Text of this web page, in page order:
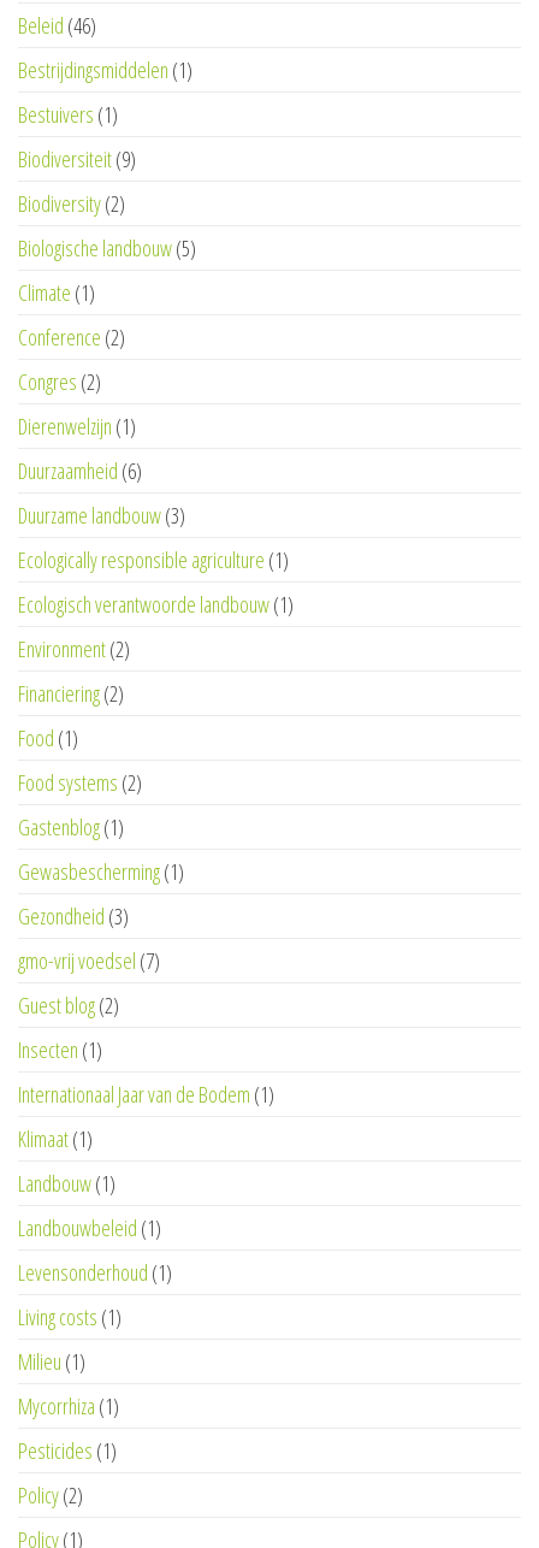
Beleid (46)
Bestrijdingsmiddelen (1)
Bestuivers (1)
Biodiversiteit(9)
Biodiversity(2)
Biologische landbouw(5)
Climate (1)
Conference (2)
Congres (2)
Dierenwelzijn (1)
Duurzaamheid (6)
Duurzame landbouw(3)
Ecologically responsible agriculture (1)
Ecologisch verantwoorde landbouw(1)
Environment(2)
Financiering(2)
Food (1)
Food systems (2)
Gastenblog(1)
Gewasbescherming(1)
Gezondheid (3)
gmo-vrij voedsel (7)
Guest blog(2)
Insecten (1)
Internationaal Jaar van de Bodem (1)
Klimaat(1)
Landbouw(1)
Landbouwbeleid (1)
Levensonderhoud (1)
Living costs (1)
Milieu (1)
Mycorrhiza (1)
Pesticides (1)
Policy(2)
Policy(1)